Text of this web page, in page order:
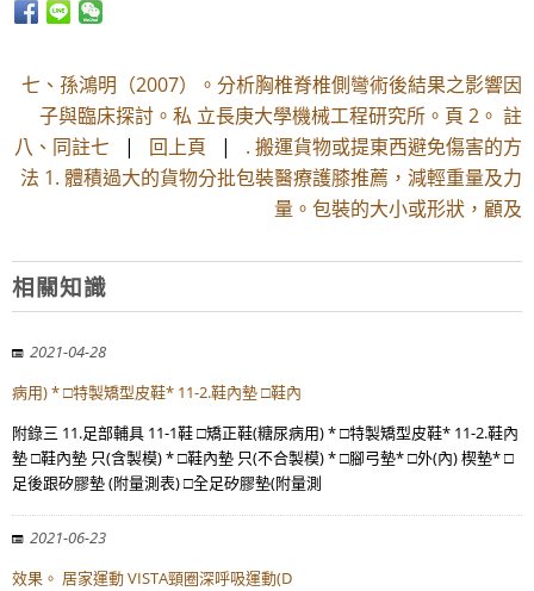
七、孫鴻明（2007）。分析胸椎脊椎側彎術後結果之影響因
子與臨床探討。私 立長庚大學機械工程研究所。頁 2。 註
八、同註七 | 回上頁 | . 搬運貨物或提東西避免傷害的方
法 1. 體積過大的貨物分批包裝醫療護膝推薦，減輕重量及力
量。包裝的大小或形狀，顧及
相關知識
2021-04-28
病用) * □特製矯型皮鞋* 11-2.鞋內墊 □鞋內
附錄三 11.足部輔具 11-1鞋 □矯正鞋(糖尿病用) * □特製矯型皮鞋* 11-2.鞋內
墊 □鞋內墊 只(含製模) * □鞋內墊 只(不合製模) * □腳弓墊* □外(內) 楔墊* □
足後跟矽膠墊 (附量測表) □全足矽膠墊(附量測
2021-06-23
效果。 居家運動 VISTA頸圈深呼吸運動(D